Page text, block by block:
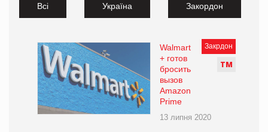
Всі Україна Закордон
Закрдон
ТМ
Walmart
+ готов
бросить
вызов
Amazon
Prime
13 липня 2020